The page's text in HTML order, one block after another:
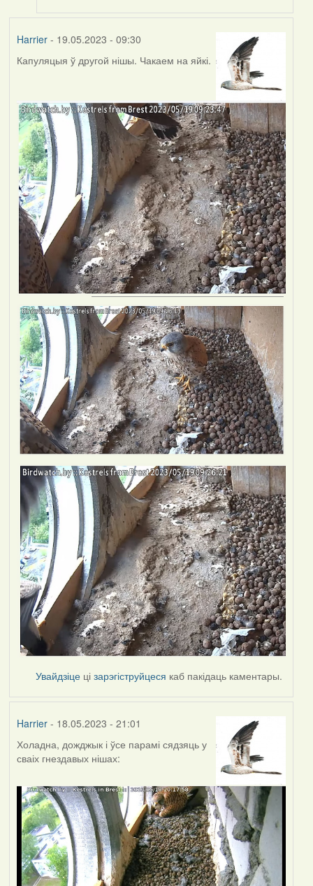
Harrier- 19.05.2023 - 09:30
Капуляцыя ў другой нішы. Чакаем на яйкі.
Увайдзіце цізарэгіструйцеся каб пакідаць каментары.
Harrier- 18.05.2023 - 21:01
Холадна, дожджык і ўсе парамі сядзяць у
сваіх гнездавых нішах: